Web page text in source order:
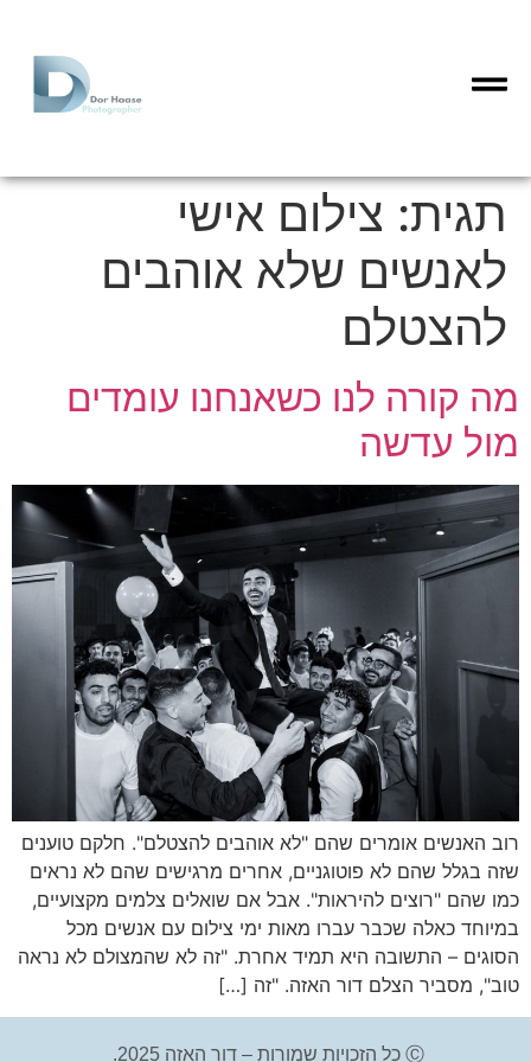
תגית: צילום אישי
לאנשים שלא אוהבים
להצטלם
מה קורה לנו כשאנחנו עומדים
מול עדשה
רוב האנשים אומרים שהם "לא אוהבים להצטלם". חלקם טוענים
שזה בגלל שהם לא פוטוגניים, אחרים מרגישים שהם לא נראים
כמו שהם "רוצים להיראות". אבל אם שואלים צלמים מקצועיים,
במיוחד כאלה שכבר עברו מאות ימי צילום עם אנשים מכל
הסוגים – התשובה היא תמיד אחרת. "זה לא שהמצולם לא נראה
טוב", מסביר הצלם דור האזה. "זה […]
Ⓒ כל הזכויות שמורות – דור האזה 2025.